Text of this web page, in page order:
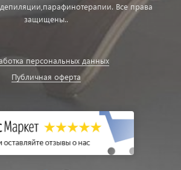
Все права
защищены..
персональных данных
Публичная оферта